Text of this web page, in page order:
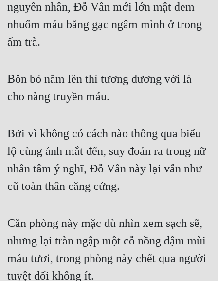
Hài Hước
Hệ Thống
Kiếm Hiệp
Kỳ Huyễn
Kỳ Ảo
Linh Dị
Lịch Sử
Mưu Mô
Mạt Thế
nguyên nhân, Đỗ Vân mới lớn mật đem
nhuốm máu băng gạc ngâm mình ở trong
ấm trà.
Bốn bỏ năm lên thì tương đương với là
cho nàng truyền máu.
Bởi vì không có cách nào thông qua biểu
lộ cùng ánh mắt đến, suy đoán ra trong nữ
nhân tâm ý nghĩ, Đỗ Vân này lại vẫn như
cũ toàn thân căng cứng.
Căn phòng này mặc dù nhìn xem sạch sẽ,
nhưng lại tràn ngập một cỗ nồng đậm mùi
máu tươi, trong phòng này chết qua người
tuyệt đối không ít.